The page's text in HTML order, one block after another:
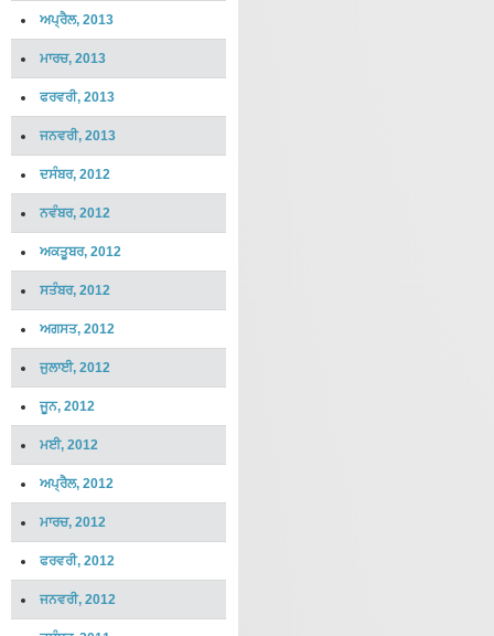
ਅਪ੍ਰੈਲ, 2013
ਮਾਰਚ, 2013
ਫਰਵਰੀ, 2013
ਜਨਵਰੀ, 2013
ਦਸੰਬਰ, 2012
ਨਵੰਬਰ, 2012
ਅਕਤੂਬਰ, 2012
ਸਤੰਬਰ, 2012
ਅਗਸਤ, 2012
ਜੁਲਾਈ, 2012
ਜੂਨ, 2012
ਮਈ, 2012
ਅਪ੍ਰੈਲ, 2012
ਮਾਰਚ, 2012
ਫਰਵਰੀ, 2012
ਜਨਵਰੀ, 2012